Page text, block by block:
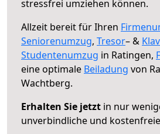
stressfrei umziehen können.
Allzeit bereit für Ihren
Seniorenumzug, Tresor– &
Studentenumzug in Ratingen,
eine optimale Beiladung von
Wachtberg.
Erhalten Sie jetzt in nur
unverbindliche und